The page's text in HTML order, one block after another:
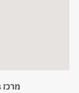
מרכז ME - Mental Experts,